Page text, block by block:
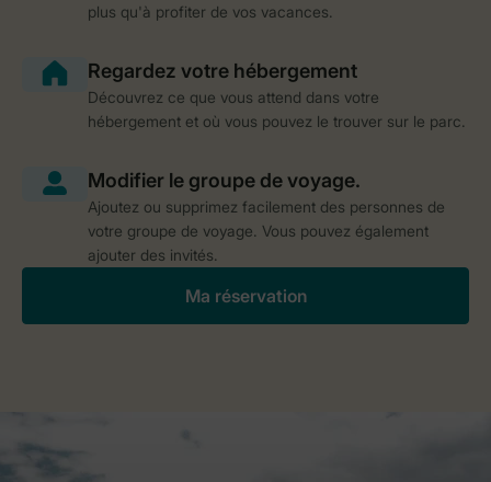
plus qu'à profiter de vos vacances.
Découvrez ce que vous attend dans votre
hébergement et où vous pouvez le trouver sur le parc.
Ajoutez ou supprimez facilement des personnes de
votre groupe de voyage. Vous pouvez également
ajouter des invités.
Ma réservation